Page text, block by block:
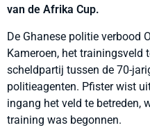
van de Afrika Cup.
De Ghanese politie verbood
Kameroen, het trainingsveld
scheldpartij tussen de 70-
politieagenten. Pfister wist
ingang het veld te betreden,
training was begonnen.